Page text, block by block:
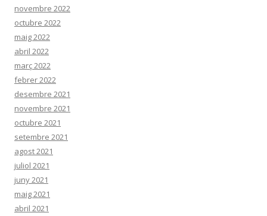
novembre 2022
octubre 2022
maig 2022
abril 2022
març 2022
febrer 2022
desembre 2021
novembre 2021
octubre 2021
setembre 2021
agost 2021
juliol 2021
juny 2021
maig 2021
abril 2021